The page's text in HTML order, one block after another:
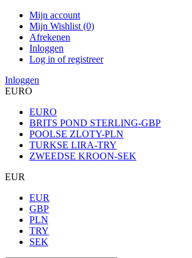
Mijn account
Mijn Wishlist (0)
Afrekenen
Inloggen
Log in of registreer
Inloggen
EURO
EURO
BRITS POND STERLING-GBP
POOLSE ZLOTY-PLN
TURKSE LIRA-TRY
ZWEEDSE KROON-SEK
EUR
EUR
GBP
PLN
TRY
SEK